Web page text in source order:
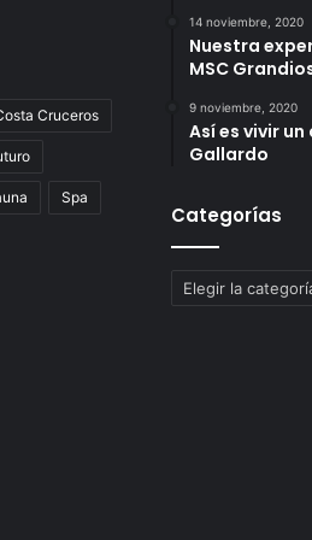
Cruceros
Spa
14 noviembre, 2020
Nuestra
MSC
9 noviembre, 2020
Así es vivir
Gallardo
Categorías
Categorías